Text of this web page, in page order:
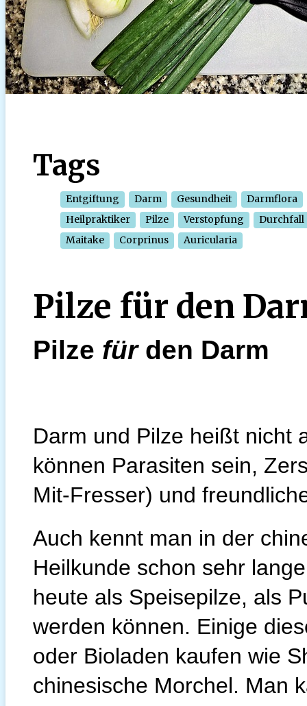
Tags
Entgiftung Darm Gesundheit
Darmflora
Heilpraktiker
Pilze Verstopfung
Durchfall
Maitake
Corprinus Auricularia
Pilze für den
Pilze fürden Darm
Darm und Pilze heißt nicht
können Parasiten sein,
Mit-Fresser) und
Auch kennt man in der
Heilkunde schon sehr
heute als Speisepilze, als
werden können. Einige
oder Bioladen kaufen wie
chinesische Morchel. Man